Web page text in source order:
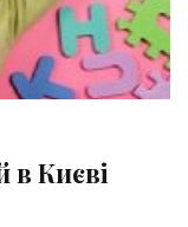
в Києві